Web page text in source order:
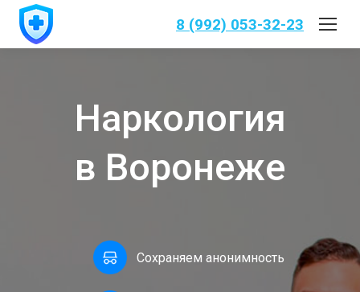
8 (992) 053-32-23
Наркология
в Воронеже
Сохраняем анонимность